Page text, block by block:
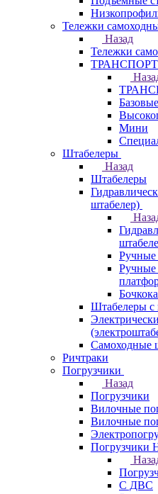
Тележки
Назад
Тележки
Базовые
Мини
Штабелеры
Назад
Штабелеры
штабелер)
Ручные
Ручные
Штабелеры с
Самоходные
Ричтраки
Погрузчики
Назад
Погрузчики
Вилочные
Вилочные
Погрузчики
С ДВС